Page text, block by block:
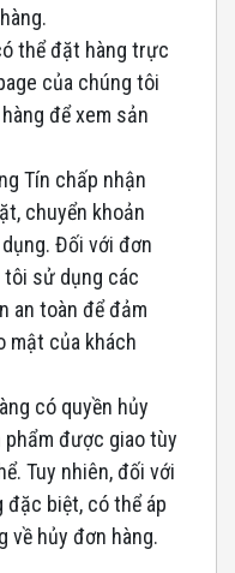
thể đặt hàng trực
của chúng tôi
để xem sản
Tín chấp nhận
chuyển khoản
Đối với đơn
sử dụng các
an toàn để đảm
mật của khách
có quyền hủy
được giao tùy
Tuy nhiên, đối với
đặc biệt, có thể áp
về hủy đơn hàng.